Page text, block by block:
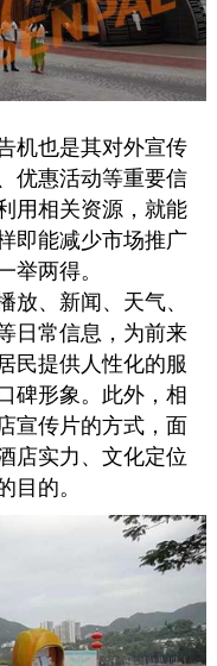
机也是其对外宣传
优惠活动等重要信
用相关资源，就能
即能减少市场推广
举两得。
放、新闻、天气、
日常信息，为前来
民提供人性化的服
碑形象。此外，相
宣传片的方式，面
店实力、文化定位
目的。